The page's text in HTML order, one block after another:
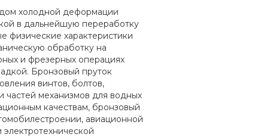
холодной деформации
в дальнейшую переработку
физические характеристики
обработку на
и фрезерных операциях
Бронзовый пруток
винтов, болтов,
частей механизмов для водных
качествам, бронзовый
авиационной